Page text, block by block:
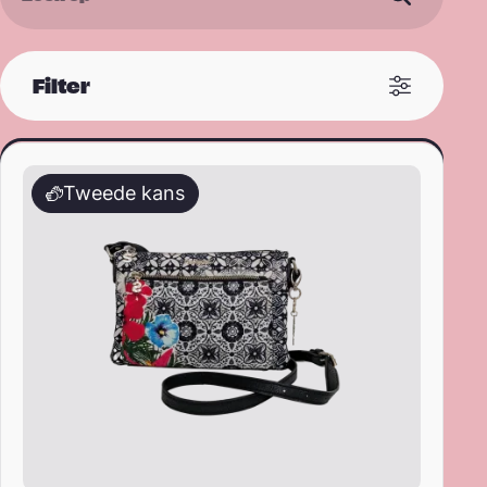
Filter
Sorteren op
Filter op prijs
Desigual – dames – schoudertas
Tweede kans